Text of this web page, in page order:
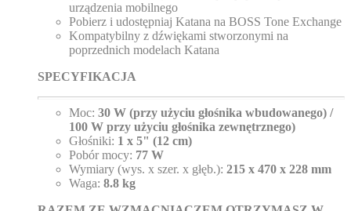
urządzenia mobilnego
Pobierz i udostępniaj Katana na BOSS Tone Exchange
Kompatybilny z dźwiękami stworzonymi na
poprzednich modelach Katana
SPECYFIKACJA
Moc: 30 W (przy użyciu głośnika wbudowanego) /
100 W przy użyciu głośnika zewnętrznego)
Głośniki: 1 x 5" (12 cm)
Pobór mocy: 77 W
Wymiary (wys. x szer. x głęb.): 215 x 470 x 228 mm
Waga: 8.8 kg